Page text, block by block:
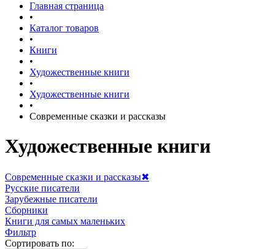
Главная страница
•
Каталог товаров
•
Книги
•
Художественные книги
•
Художественные книги
•
Современные сказки и рассказы
Художественные книги
Современные сказки и рассказы✖
Русские писатели
Зарубежные писатели
Сборники
Книги для самых маленьких
Фильтр
Сортировать по: